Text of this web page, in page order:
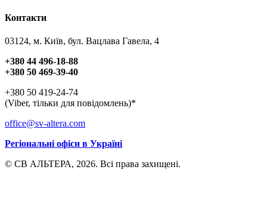
Контакти
03124, м. Київ, бул. Вацлава Гавела, 4
+380 44 496-18-88
+380 50 469-39-40
+380 50 419-24-74
(Viber, тільки для повідомлень)*
office@sv-altera.com
Регіональні офіси в Україні
© СВ АЛЬТЕРА, 2026. Всі права захищені.